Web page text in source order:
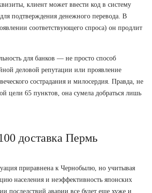
клиент может ввести код в систему
подтверждения денежного перевода. В
соответствующего спроса) он продлит
для банков — не просто способ
деловой репутации или проявление
сострадания и милосердия. Правда, не
цели 65 пунктов, она сумела добраться лишь
доставка Пермь
приравнена к Чернобылю, но учитывая
населения и неэффективность японских
последствий аварии все будет еще хуже и